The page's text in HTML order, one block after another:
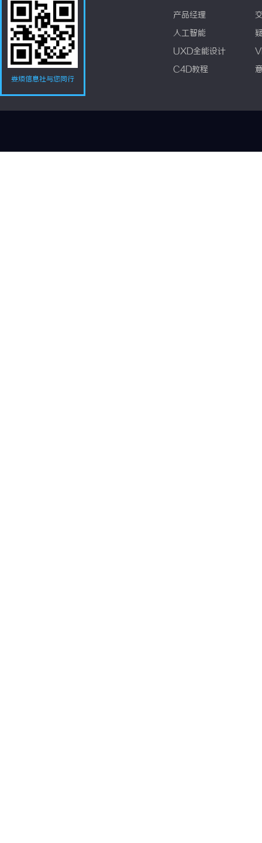
娄烦信息社与您同行
产品经理
人工智能
UXD全能设计
C4D教程